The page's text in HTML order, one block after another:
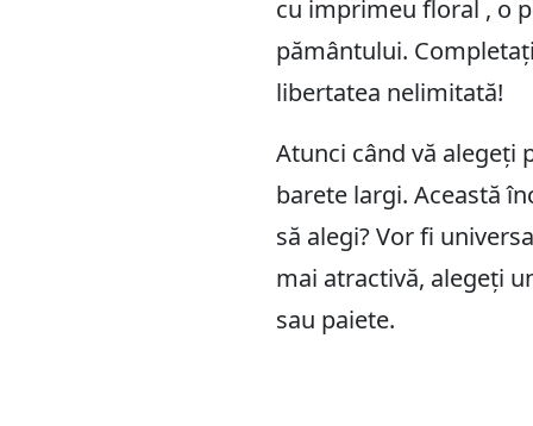
cu imprimeu floral , o
pământului.
libertatea nelimitată!
Atunci când vă alegeți
barete largi. Această
să alegi? Vor fi
mai atractivă, alegeți
sau paiete.